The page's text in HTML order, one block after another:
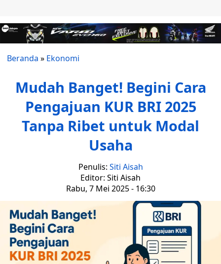
Beranda » Ekonomi
Mudah Banget! Begini Cara
Pengajuan KUR BRI 2025
Tanpa Ribet untuk Modal
Usaha
Penulis: Siti Aisah
Editor: Siti Aisah
Rabu, 7 Mei 2025 - 16:30